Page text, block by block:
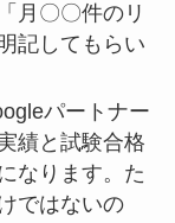
月〇〇件のリ
記してもらい
パートナー
績と試験合格
なります。た
ではないの